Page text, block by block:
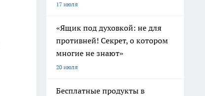
17 июля
«Ящик под духовкой: не для
противней! Секрет, о котором
многие не знают»
20 июля
Бесплатные продукты в